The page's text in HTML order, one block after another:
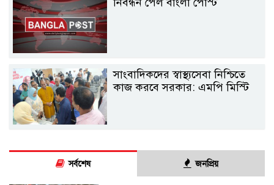
সাংবাদিকদের স্বাস্থ্যসেবা নিশ্চিতে
কাজ করবে সরকার: এমপি মিস্টি
সর্বশেষ জনপ্রিয়